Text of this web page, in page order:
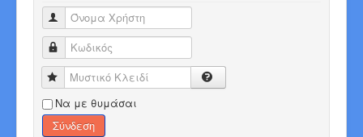
Όνομα Χρήστη
Κωδικός
Μυστικό Κλειδί
Να με θυμάσαι
Σύνδεση